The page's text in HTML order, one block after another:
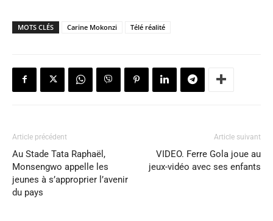
MOTS CLÉS Carine Mokonzi Télé réalité
Article précédent
Au Stade Tata Raphaël,
Monsengwo appelle les
jeunes à s’approprier l’avenir
du pays
Article suivant
VIDEO. Ferre Gola joue au
jeux-vidéo avec ses enfants